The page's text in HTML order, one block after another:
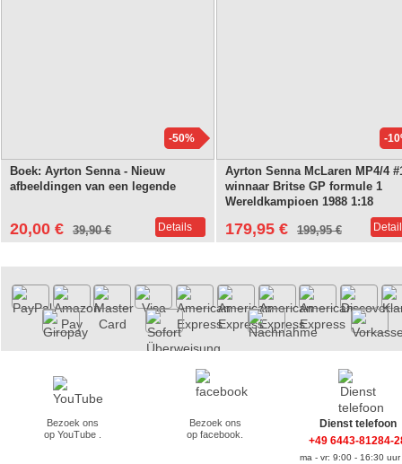
-50%
Boek: Ayrton Senna - Nieuw
afbeeldingen van een legende
20,00 € 39,90 € Details
-
Ayrton Senna McLaren MP4/4
winnaar Britse GP formule 1
Wereldkampioen 1988 1:18
179,95 € 199,95 €
Bezoek ons
op YouTube .
Bezoek ons
op facebook.
Dienst telefoon
+49 6443-81284-
ma - vr: 9:00 - 16:30 uur